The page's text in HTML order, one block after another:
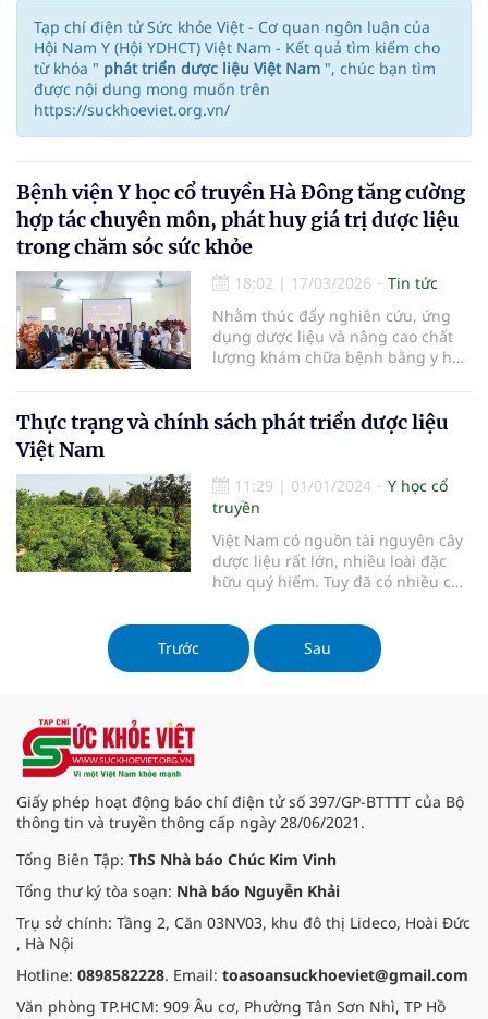
Tạp chí điện tử Sức khỏe Việt - Cơ quan ngôn luận của
Hội Nam Y (Hội YDHCT) Việt Nam - Kết quả tìm kiếm cho
từ khóa " phát triển dược liệu Việt Nam ", chúc bạn tìm
được nội dung mong muốn trên
https://suckhoeviet.org.vn/
Bệnh viện Y học cổ truyền Hà Đông tăng cường
hợp tác chuyên môn, phát huy giá trị dược liệu
trong chăm sóc sức khỏe
18:02 | 17/03/2026
Tin tức
Nhằm thúc đẩy nghiên cứu, ứng
dụng dược liệu và nâng cao chất
lượng khám chữa bệnh bằng y học
chương trình hợp tác chuyên môn
với các đơn vị nghiên cứu và cơ sở
phát huy tiềm năng của y học cổ
truyền Việt Nam mà còn hướng tới
mục tiêu nâng cao hiệu quả chăm
sóc sức khỏe cộng đồng.
Thực trạng và chính sách phát triển dược liệu
Việt Nam
11:29 | 01/01/2024
Y học cổ
truyền
Việt Nam có nguồn tài nguyên cây
dược liệu rất lớn, nhiều loài đặc
hữu quý hiếm. Tuy đã có nhiều chủ
phát triển dược liệu, nhưng vẫn
còn những hạn chế, tồn tại cần
khắc phục để ngành dược liệu Việt
Trước Sau
Giấy phép hoạt động báo chí điện tử số 397/GP-BTTTT của Bộ
thông tin và truyền thông cấp ngày 28/06/2021.
Tổng Biên Tập: ThS Nhà báo Chúc Kim Vinh
Tổng thư ký tòa soạn: Nhà báo Nguyễn Khải
Trụ sở chính: Tầng 2, Căn 03NV03, khu đô thị Lideco, Hoài Đức
, Hà Nội
Hotline: 0898582228. Email: toasoansuckhoeviet@gmail.com
Văn phòng TP.HCM: 909 Âu cơ, Phường Tân Sơn Nhì, TP Hồ